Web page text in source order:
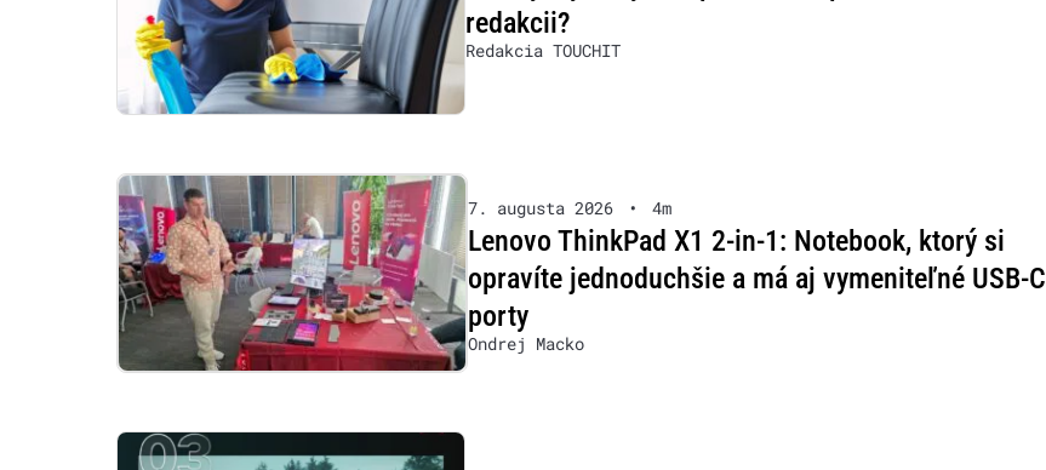
redakcii?
Redakcia TOUCHIT
7. augusta 2026 • 4m
Lenovo ThinkPad X1 2-in-1: Notebook, ktorý si
opravíte jednoduchšie a má aj vymeniteľné USB-C
porty
Ondrej Macko